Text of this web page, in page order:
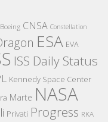
Boeing CNSA Constellation
ESA EVA
ISS Daily Status
Kennedy Space Center
Marte NASA
Privati Progress RKA